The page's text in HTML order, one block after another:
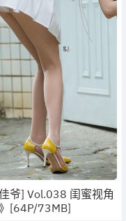
爷] Vol.038 闺蜜视角
》[64P/73MB]